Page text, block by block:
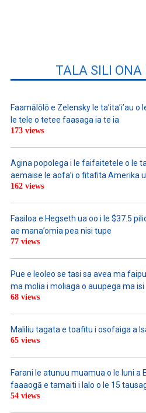
TALA SILI ONA
Faamālōlō e Zelensky le ta’ita’i’au
le tele o tetee faasaga ia te ia
173 views
Agina popolega i le faifaitetele o le
aemaise le aofa’i o fitafita Amerika
162 views
Faailoa e Hegseth ua oo i le $37.5
ae mana’omia pea nisi tupe
77 views
Pue e leoleo se tasi sa avea ma
ma molia i moliaga o auupega ma isi
68 views
Maliliu tagata e toafitu i osofaiga a
65 views
Farani le atunuu muamua o le Iuni a
faaaogā e tamaiti i lalo o le 15
54 views